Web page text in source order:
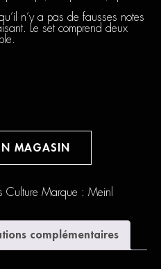
n’y a pas de fausses notes
Le set comprend deux
MAGASIN
Culture Marque : Meinl
complémentaires